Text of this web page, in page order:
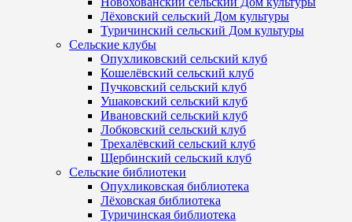
Лёховский сельский Дом культуры
Туричинский сельский Дом культуры
Сельские клубы
Опухликовский сельский клуб
Кошелёвский сельский клуб
Пучковский сельский клуб
Ушаковский сельский клуб
Ивановский сельский клуб
Лобковский сельский клуб
Трехалёвский сельский клуб
Щербинский сельский клуб
Сельские библиотеки
Опухликовская библиотека
Лёховская библиотека
Туричинская библиотека